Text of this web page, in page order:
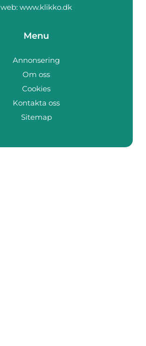
web: www.klikko.dk
Menu
Annonsering
Om oss
Cookies
Kontakta oss
Sitemap